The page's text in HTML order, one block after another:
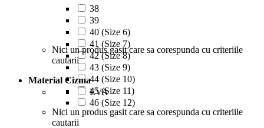
38
39
40 (Size 6)
41 (Size 7)
42 (Size 8)
43 (Size 9)
44 (Size 10)
45 (Size 11)
46 (Size 12)
Nici un produs gasit care sa corespunda cu criteriile
cautarii
Material Cizma
EVA
Nici un produs gasit care sa corespunda cu criteriile
cautarii